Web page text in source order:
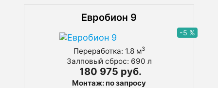
Евробион 9
-5 %
Переработка: 1.8 м3
Залповый сброс: 690 л
180 975 руб.
Монтаж: по запросу